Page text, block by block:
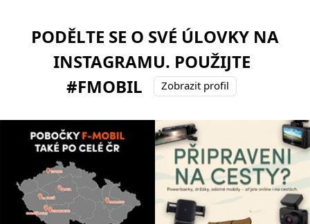
PODĚLTE SE O SVÉ ÚLOVKY NA
INSTAGRAMU. POUŽIJTE
#FMOBIL
Zobrazit profil